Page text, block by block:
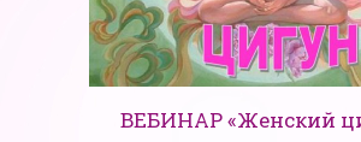
ВЕБИНАР «Женский